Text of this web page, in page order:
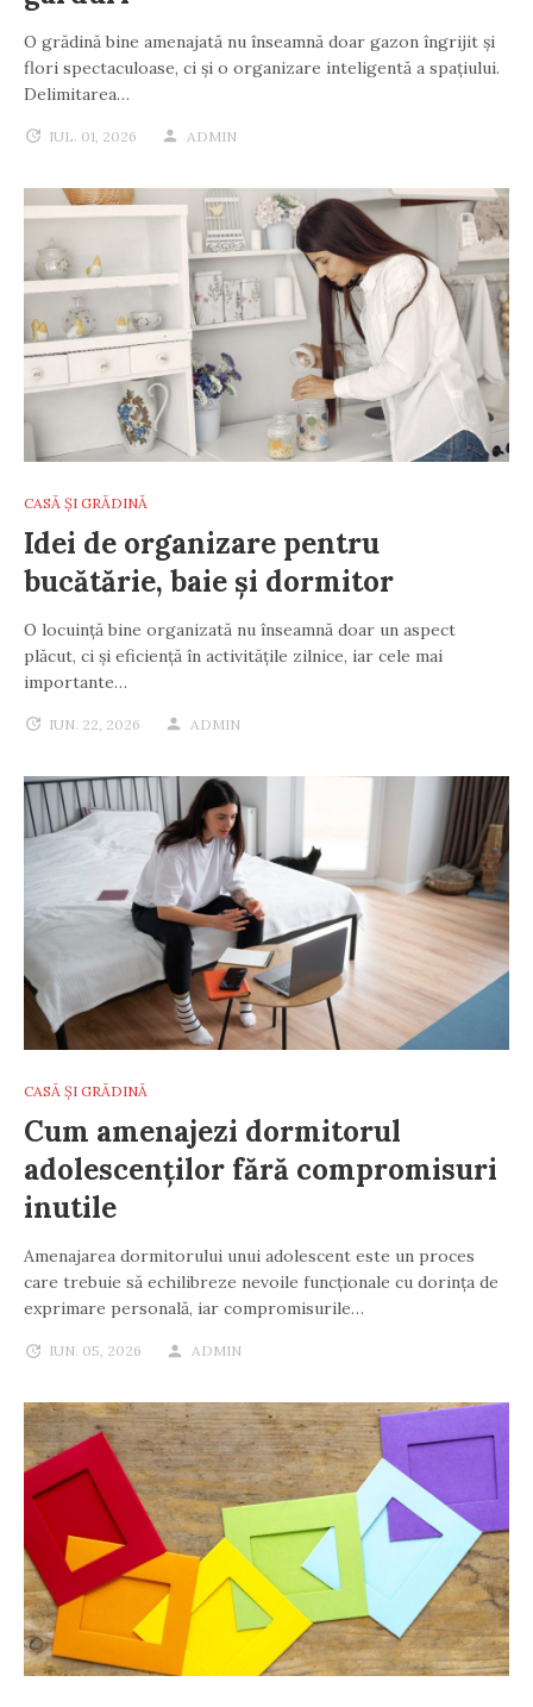
O grădină bine amenajată nu înseamnă doar gazon îngrijit și
flori spectaculoase, ci și o organizare inteligentă a spațiului.
Delimitarea…
IUL. 01, 2026 ADMIN
CASĂ ȘI GRĂDINĂ
Idei de organizare pentru
bucătărie, baie și dormitor
O locuință bine organizată nu înseamnă doar un aspect
plăcut, ci și eficiență în activitățile zilnice, iar cele mai
importante…
IUN. 22, 2026 ADMIN
CASĂ ȘI GRĂDINĂ
Cum amenajezi dormitorul
adolescenților fără compromisuri
inutile
Amenajarea dormitorului unui adolescent este un proces
care trebuie să echilibreze nevoile funcționale cu dorința de
exprimare personală, iar compromisurile…
IUN. 05, 2026 ADMIN